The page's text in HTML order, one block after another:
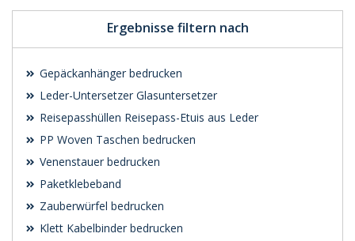
Ergebnisse filtern nach
Gepäckanhänger bedrucken
Leder-Untersetzer Glasuntersetzer
Reisepasshüllen Reisepass-Etuis aus Leder
PP Woven Taschen bedrucken
Venenstauer bedrucken
Paketklebeband
Zauberwürfel bedrucken
Klett Kabelbinder bedrucken